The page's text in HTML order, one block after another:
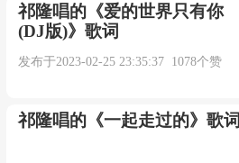
作词：王彬
祁隆唱的《爱的世界只有你
(DJ版)》歌词
发布于2023-02-25 23:35:37 1078个赞
祁隆唱的《一起走过的》歌词